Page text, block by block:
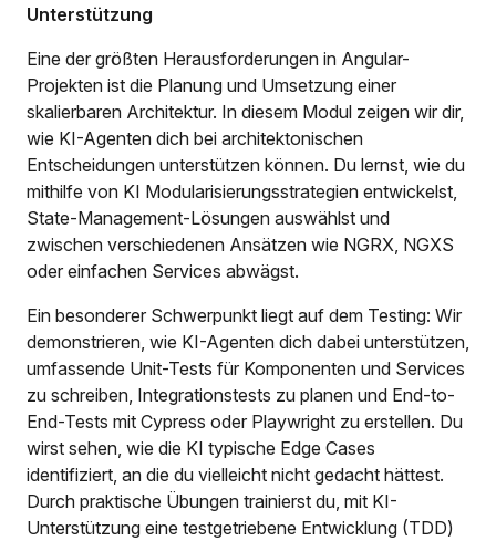
Unterstützung
Eine der größten Herausforderungen in Angular-
Projekten ist die Planung und Umsetzung einer
skalierbaren Architektur. In diesem Modul zeigen wir dir,
wie KI-Agenten dich bei architektonischen
Entscheidungen unterstützen können. Du lernst, wie du
mithilfe von KI Modularisierungsstrategien entwickelst,
State-Management-Lösungen auswählst und
zwischen verschiedenen Ansätzen wie NGRX, NGXS
oder einfachen Services abwägst.
Ein besonderer Schwerpunkt liegt auf dem Testing: Wir
demonstrieren, wie KI-Agenten dich dabei unterstützen,
umfassende Unit-Tests für Komponenten und Services
zu schreiben, Integrationstests zu planen und End-to-
End-Tests mit Cypress oder Playwright zu erstellen. Du
wirst sehen, wie die KI typische Edge Cases
identifiziert, an die du vielleicht nicht gedacht hättest.
Durch praktische Übungen trainierst du, mit KI-
Unterstützung eine testgetriebene Entwicklung (TDD)